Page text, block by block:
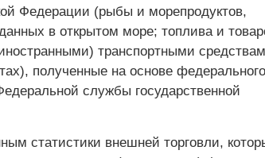
Федерации (рыбы и морепродуктов,
в открытом море; топлива и
транспортными
полученные на основе федерального
службы государственной
статистики внешней торговли,